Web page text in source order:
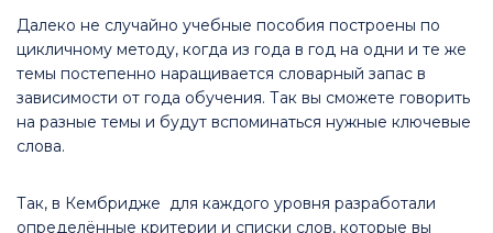
Далеко не случайно учебные пособия построены по
цикличному методу, когда из года в год на одни и те же
темы постепенно наращивается словарный запас в
зависимости от года обучения. Так вы сможете говорить
на разные темы и будут вспоминаться нужные ключевые
слова.
Так, в Кембридже для каждого уровня разработали
определённые критерии и списки слов, которые вы